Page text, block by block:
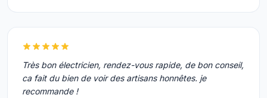
Très bon électricien, rendez-vous rapide, de bon conseil,
ca fait du bien de voir des artisans honnêtes. je
recommande !